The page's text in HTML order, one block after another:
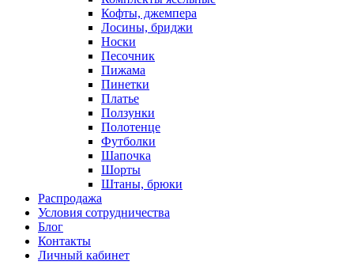
Кофты, джемпера
Лосины, бриджи
Носки
Песочник
Пижама
Пинетки
Платье
Ползунки
Полотенце
Футболки
Шапочка
Шорты
Штаны, брюки
Распродажа
Условия сотрудничества
Блог
Контакты
Личный кабинет